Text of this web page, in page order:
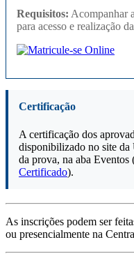
Requisitos: Acompanhar
para acesso e realização
Certificação
A certificação dos
disponibilizado no site da
da prova, na aba
Certificado).
As inscrições podem ser
ou presencialmente na